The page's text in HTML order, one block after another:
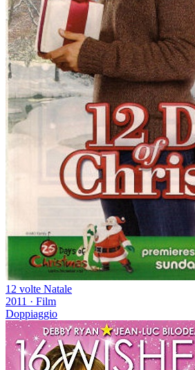
12 volte Natale
2011 · Film
Doppiaggio